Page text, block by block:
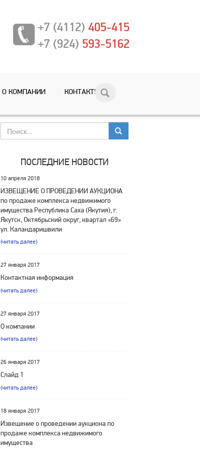
+7 (4112) 405-415
+7 (924) 593-5162
О КОМПАНИИ КОНТАКТЫ
ПОСЛЕДНИЕ НОВОСТИ
10 апреля 2018
ИЗВЕЩЕНИЕ О ПРОВЕДЕНИИ АУКЦИОНА
по продаже комплекса недвижимого
имущества Республика Саха (Якутия), г.
Якутск, Октябрьский округ, квартал «69»
ул. Каландаришвили
(читать далее)
27 января 2017
Контактная информация
(читать далее)
27 января 2017
О компании
(читать далее)
26 января 2017
Слайд 1
(читать далее)
18 января 2017
Извещение о проведении аукциона по
продаже комплекса недвижимого
имущества